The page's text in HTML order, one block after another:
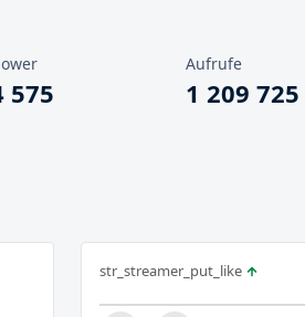
575
Aufrufe
1 209 725
str_streamer_put_like